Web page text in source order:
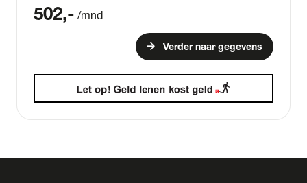
502,- /mnd
arrow_forward Verder naar gegevens